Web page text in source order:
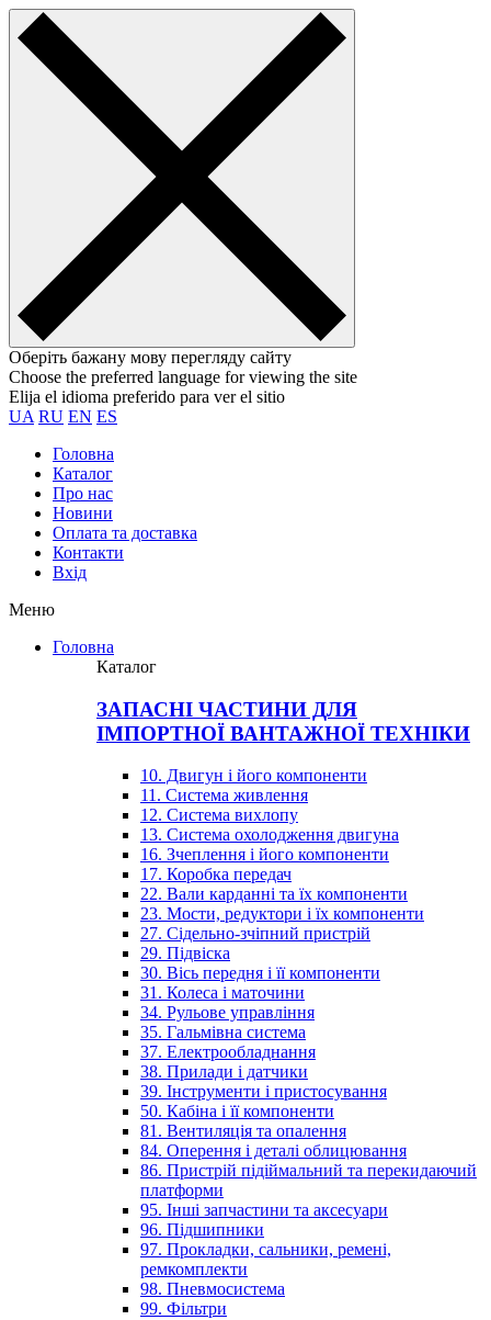
Оберіть бажану мову перегляду сайту
Choose the preferred language for viewing the site
Elija el idioma preferido para ver el sitio
UA RU EN ES
Головна
Каталог
Про нас
Новини
Оплата та доставка
Контакти
Вхiд
Меню
Головна
Каталог
ЗАПАСНІ ЧАСТИНИ ДЛЯ
ІМПОРТНОЇ ВАНТАЖНОЇ ТЕХНІКИ
10. Двигун і його компоненти
11. Система живлення
12. Система вихлопу
13. Система охолодження двигуна
16. Зчеплення і його компоненти
17. Коробка передач
22. Вали карданні та їх компоненти
23. Мости, редуктори і їх компоненти
27. Сідельно-зчіпний пристрій
29. Підвіска
30. Вісь передня і її компоненти
31. Колеса і маточини
34. Рульове управління
35. Гальмівна система
37. Електрообладнання
38. Прилади і датчики
39. Інструменти і пристосування
50. Кабіна і її компоненти
81. Вентиляція та опалення
84. Оперення і деталі облицювання
86. Пристрій підіймальний та перекидаючий
платформи
95. Інші запчастини та аксесуари
96. Підшипники
97. Прокладки, сальники, ремені,
ремкомплекти
98. Пневмосистема
99. Фільтри